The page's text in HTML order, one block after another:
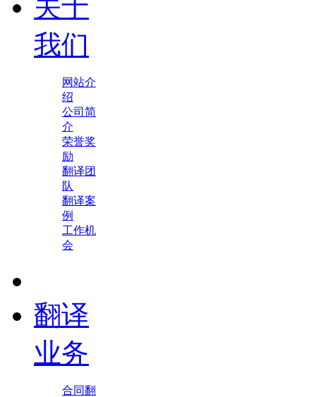
关于
我们
网站介
绍
公司简
介
荣誉奖
励
翻译团
队
翻译案
例
工作机
会
翻译
业务
合同翻